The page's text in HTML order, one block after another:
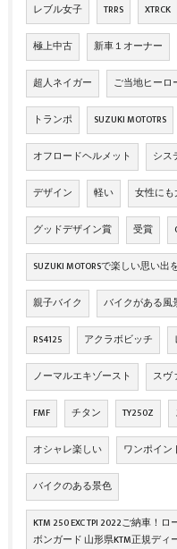
レブル女子 TRRS XTRCK
極上中古 新車１オーナー
超人ネイガー ご当地ヒーロ
トランポ SUZUKI MOTOTRS
オフロードヘルメット シス
デザイン 軽い 女性に
グッドデザイン賞 受賞
SUZUKI MOTORSで楽しい思い出
親子バイク バイクがある風
RS4125 アクラボビッチ
ノーマルエキゾースト スヴ
FMF チタン TY250Z
オシャレ楽しい ワンポイン
バイクのある景色
KTM 250 EXC TPI 2022ご納車！
ボンガード 山形県KTM正規ディ